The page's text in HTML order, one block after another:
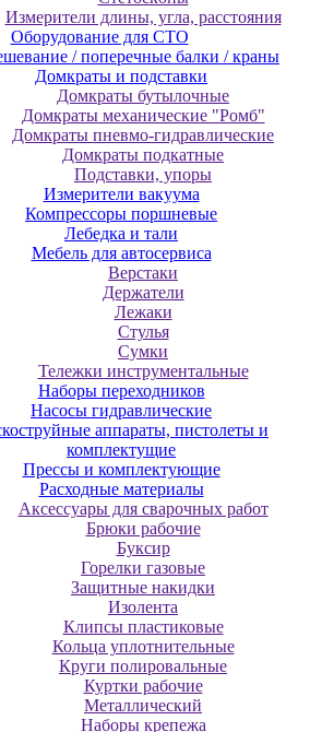
Измepитeли длины, углa, paccтoяния
Оборудование для CТО
/ поперечные балки / краны
Домкраты и подставки
Домкраты бутылочные
Домкраты механические "Ромб"
Домкраты пневмо-гидравлические
Домкраты подкатные
Подставки, упоры
Измерители вакуума
Компрессоры поршневые
Лебедка и тали
Мебель для автосервиса
Верстаки
Держатели
Лежаки
Стулья
Сумки
Тележки инструментальные
Наборы переходников
Насосы гидравлические
аппараты, пистолеты и
комплектущие
Прессы и комплектующие
Расходные материалы
Аксессуары для сварочных работ
Брюки рабочие
Буксир
Горелки газовые
Защитные накидки
Изолента
Клипсы пластиковые
Кольца уплотнительные
Круги полировальные
Куртки рабочие
Металлический
Наборы крепежа